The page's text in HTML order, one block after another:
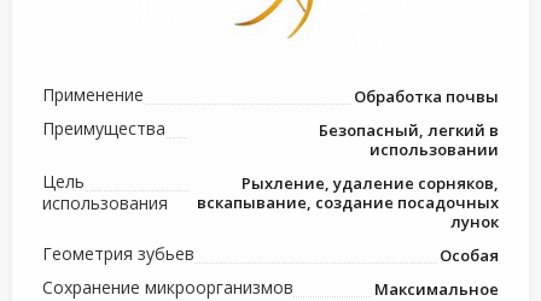
Применение Обработка почвы
Преимущества
Безопасный, легкий в
использовании
Цель
использования
Рыхление, удаление сорняков,
вскапывание, создание посадочных
лунок
Геометрия зубьев Особая
Сохранение микроорганизмов Максимальное